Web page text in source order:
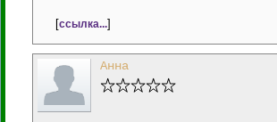
[ссылка...]
Анна